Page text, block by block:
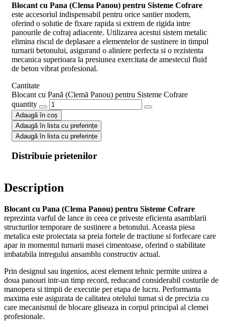
Blocant cu Pana (Clema Panou) pentru Sisteme Cofrare
este accesoriul indispensabil pentru orice santier modern,
oferind o solutie de fixare rapida si extrem de rigida intre
panourile de cofraj adiacente. Utilizarea acestui sistem metalic
elimina riscul de deplasare a elementelor de sustinere in timpul
turnarii betonului, asigurand o aliniere perfecta si o rezistenta
mecanica superioara la presiunea exercitata de amestecul fluid
de beton vibrat profesional.
Cantitate
Blocant cu Pană (Clemă Panou) pentru Sisteme Cofrare
quantity
Adaugă în coș
Adaugă în lista cu preferințe
Adaugă în lista cu preferințe
Distribuie prietenilor
Description
Blocant cu Pana (Clema Panou) pentru Sisteme Cofrare
reprezinta varful de lance in ceea ce priveste eficienta asamblarii
structurilor temporare de sustinere a betonului. Aceasta piesa
metalica este proiectata sa preia fortele de tractiune si forfecare care
apar in momentul turnarii masei cimentoase, oferind o stabilitate
imbatabila intregului ansamblu constructiv actual.
Prin designul sau ingenios, acest element tehnic permite unirea a
doua panouri intr-un timp record, reducand considerabil costurile de
manopera si timpii de executie per etapa de lucru. Performanta
maxima este asigurata de calitatea otelului turnat si de precizia cu
care mecanismul de blocare gliseaza in corpul principal al clemei
profesionale.